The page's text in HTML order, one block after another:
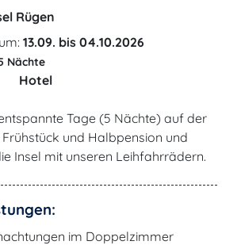
Rügen
13.09. bis 04.10.2026
Nächte
Hotel
Tage (5 Nächte) auf der
und Halbpension und
Insel mit unseren Leihfahrrädern.
im Doppelzimmer